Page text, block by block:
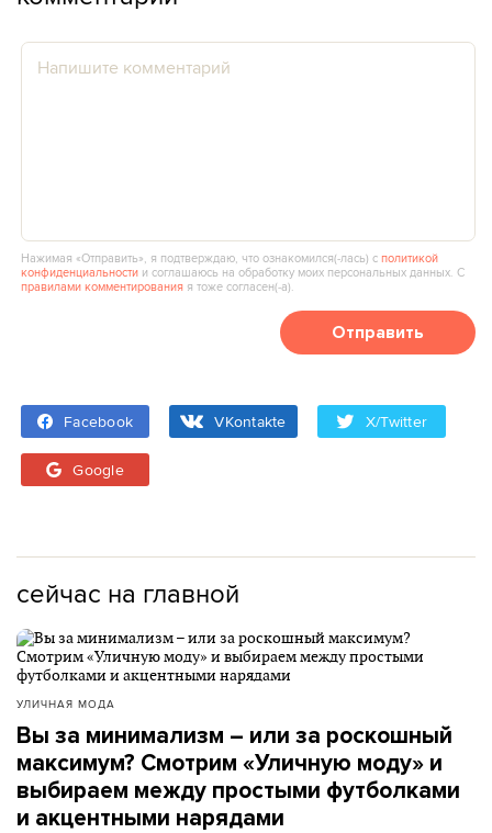
Нажимая «Отправить», я подтверждаю, что ознакомился(‑лась) сполитикой
конфиденциальности и соглашаюсь на обработку моих персональных данных. С
правилами комментирования я тоже согласен(‑а).
Отправить
Facebook VKontakte X/Twitter
Google
сейчас на главной
УЛИЧНАЯ МОДА
Вы за минимализм – или за роскошный
максимум? Смотрим «Уличную моду» и
выбираем между простыми футболками
и акцентными нарядами